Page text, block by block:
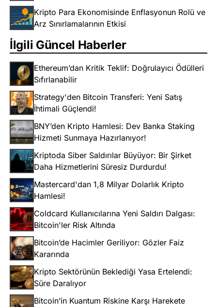
Kripto Para Ekonomisinde Enflasyonun Rolü ve
Arz Sınırlamalarının Etkisi
İlgili Güncel Haberler
Ethereum’dan Kritik Teklif: Doğrulayıcı Ödülleri
Sıfırlanabilir
Strategy'den Bitcoin Transferi: Yeni Satış
İhtimali Güçlendi!
BNY’den Kripto Hamlesi: Dev Banka Staking
Hizmeti Sunmaya Hazırlanıyor!
Kriptoda Siber Saldırılar Büyüyor: Bir Şirket
Daha Hizmetlerini Süresiz Durdurdu!
Mastercard'dan 1,8 Milyar Dolarlık Kripto
Hamlesi!
Coldcard Kullanıcılarına Yeni Saldırı Dalgası:
Bitcoin'ler Risk Altında
Bitcoin’de Hacimler Geriliyor: Gözler Faiz
Kararında
Kripto Sektörünün Beklediği Yasa Ertelendi:
Süre Daralıyor
Bitcoin’in Kuantum Riskine Karşı Harekete